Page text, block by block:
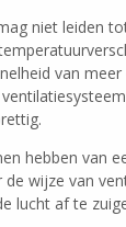
niet leiden
van
hebben van
wijze van
lucht af te